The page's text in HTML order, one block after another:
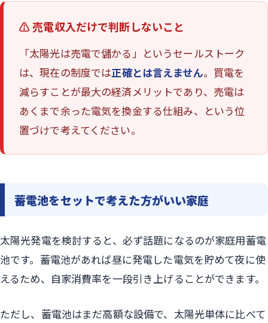
⚠️ 売電収入だけで判断しないこと
「太陽光は売電で儲かる」というセールストーク
は、現在の制度では正確とは言えません。買電を
減らすことが最大の経済メリットであり、売電は
あくまで余った電気を換金する仕組み、という位
置づけで考えてください。
蓄電池をセットで考えた方がいい家庭
太陽光発電を検討すると、必ず話題になるのが家庭用蓄電
池です。蓄電池があれば昼に発電した電気を貯めて夜に使
えるため、自家消費率を一段引き上げることができます。
ただし、蓄電池はまだ高額な設備で、太陽光単体に比べて